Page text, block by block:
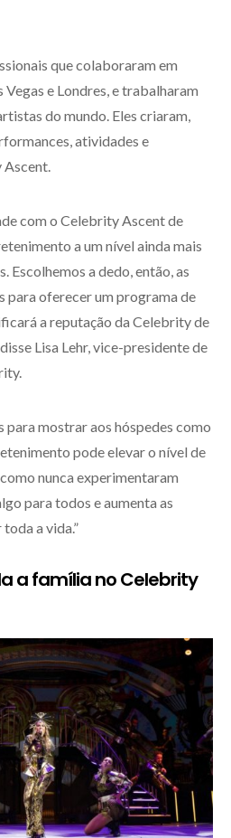
que colaboraram em
Vegas e Londres, e trabalharam
do mundo. Eles criaram,
atividades e
com o Celebrity Ascent de
a um nível ainda mais
Escolhemos a dedo, então, as
para oferecer um programa de
a reputação da Celebrity de
Lisa Lehr, vice-presidente de
para mostrar aos hóspedes como
pode elevar o nível de
nunca experimentaram
para todos e aumenta as
a vida.”
a família no Celebrity